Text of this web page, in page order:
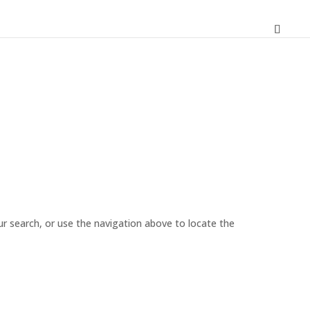
search, or use the navigation above to locate the